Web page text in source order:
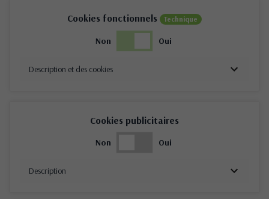
Cookies fonctionnels Technique
Non Oui
Description et des cookies
Cookies publicitaires
Non Oui
Description